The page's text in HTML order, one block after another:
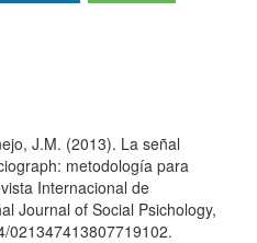
como
Beatriz Aparicio Vinacua,
(2020)
J.M. (2013). La señal
metodología para
Internacional de
Journal of Social Psichology,
021347413807719102.